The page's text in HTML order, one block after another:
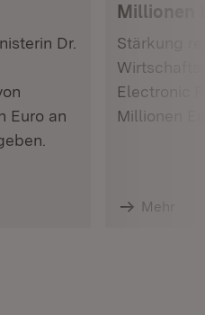
Dr.
Euro an
Millionen
Stärkung
Electronic
Millionen
Mehr